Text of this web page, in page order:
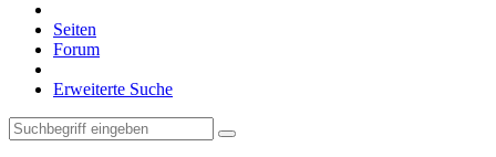
Seiten
Forum
Erweiterte Suche